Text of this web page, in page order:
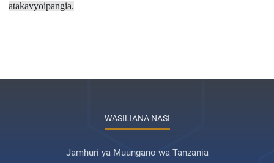
atakavyoipangia.
WASILIANA NASI
Jamhuri ya Muungano wa Tanzania